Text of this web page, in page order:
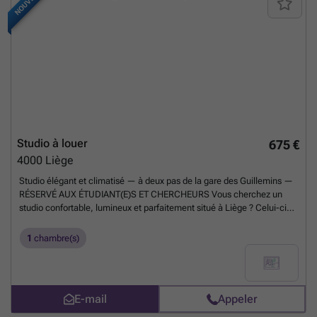
675 €
Studio à louer
4000 Liège
Studio élégant et climatisé — à deux pas de la gare des Guillemins —
RÉSERVÉ AUX ÉTUDIANT(E)S ET CHERCHEURS Vous cherchez un
studio confortable, lumineux et parfaitement situé à Liège ? Celui-ci
avec accès totalement indépendant, ce studio vous offre une vraie
vous attend : - Une chambre climatisée avec lit double et éclairage
Smart TV, pour décompresser après les cours - Un coin bureau discret
mais fonctionnel, pour concilier études et confort - Une salle de
1 chambre(s)
E-mail Appeler